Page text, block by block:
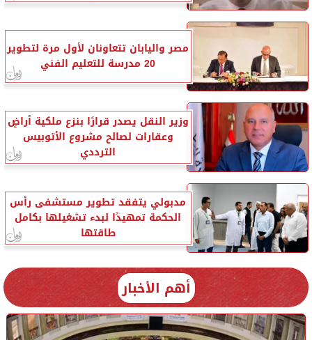
مصر واليابان تتعاونان لأول مرة لتطوير
20 مدرسة للتعليم الفني
وزير النقل يصدر قرارًا بنزع ملكية أراضٍ
وعقارات لصالح مشروع الأتوبيس
الترددي
مدبولي يتفقد تطوير مستشفى رأس
الحكمة تمهيدًا لبدء تشغيلها بكامل
طاقتها
أهم الأخبار